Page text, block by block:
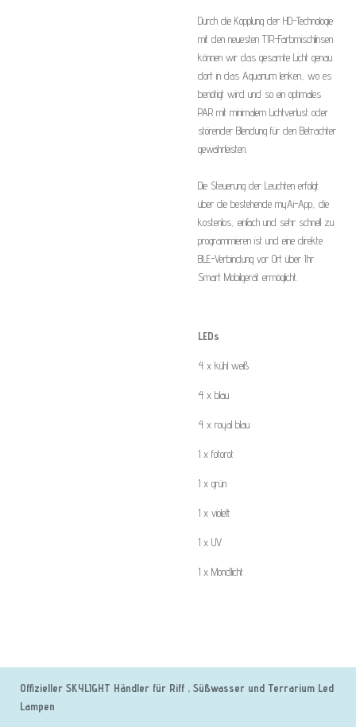
Durch die Kopplung der HD-Technologie
mit den neuesten TIR-Farbmischlinsen
können wir das gesamte Licht genau
dort in das Aquarium lenken, wo es
benötigt wird und so ein optimales
PAR mit minimalem Lichtverlust oder
störender Blendung für den Betrachter
gewährleisten.
Die Steuerung der Leuchten erfolgt
über die bestehende myAi-App, die
kostenlos, einfach und sehr schnell zu
programmieren ist und eine direkte
BLE-Verbindung vor Ort über Ihr
Smart Mobilgerät ermöglicht.
LEDs
4 x kühl weiß
4 x blau
4 x royal blau
1 x fotorot
1 x grün
1 x violett
1 x UV
1 x Mondlicht
Offizieller SKYLIGHT Händler für Riff , Süßwasser und Terrarium Led
Lampen